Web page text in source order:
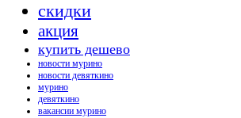
скидки
акция
купить дешево
новости мурино
новости девяткино
мурино
девяткино
вакансии мурино